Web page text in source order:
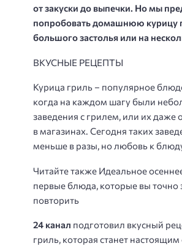
от закуски до выпечки. Но мы
попробовать домашнюю курицу
большого застолья или на
ВКУСНЫЕ РЕЦЕПТЫ
Курица гриль – популярное
когда на каждом шагу были
заведения с грилем, или их даже
в магазинах. Сегодня таких
меньше в разы, но любовь к
Читайте также Идеальное
первые блюда, которые вы точно
повторить
24 канал подготовил вкусный
гриль, которая станет